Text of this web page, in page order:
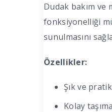
Dudak bakım
fonksiyonelliği
sunulmasını
Özellikler:
Şık ve
Kolay